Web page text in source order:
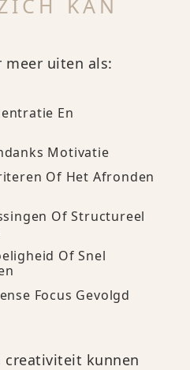
KAN
meer uiten als:
En
Motivatie
Of Het Afronden
Of Structureel
Of Snel
Focus Gevolgd
kunnen